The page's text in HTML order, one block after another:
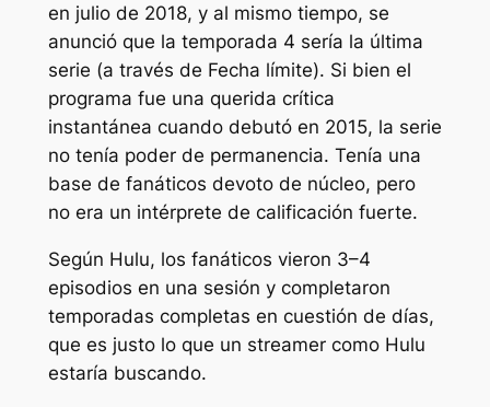
en julio de 2018, y al mismo tiempo, se
anunció que la temporada 4 sería la última
serie (a través de Fecha límite). Si bien el
programa fue una querida crítica
instantánea cuando debutó en 2015, la serie
no tenía poder de permanencia. Tenía una
base de fanáticos devoto de núcleo, pero
no era un intérprete de calificación fuerte.
Según Hulu, los fanáticos vieron 3–4
episodios en una sesión y completaron
temporadas completas en cuestión de días,
que es justo lo que un streamer como Hulu
estaría buscando.